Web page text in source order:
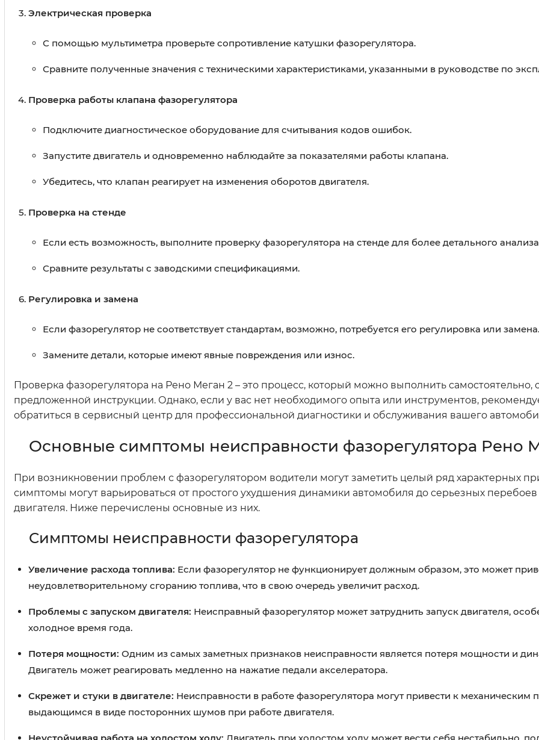
Электрическая проверка
С помощью мультиметра проверьте сопротивление катушки фазорегулятора.
Сравните полученные значения с техническими характеристиками, указанными в руководстве по
Проверка работы клапана фазорегулятора
Подключите диагностическое оборудование для считывания кодов ошибок.
Запустите двигатель и одновременно наблюдайте за показателями работы клапана.
Убедитесь, что клапан реагирует на изменения оборотов двигателя.
Проверка на стенде
Если есть возможность, выполните проверку фазорегулятора на стенде для более детального
Сравните результаты с заводскими спецификациями.
Регулировка и замена
Если фазорегулятор не соответствует стандартам, возможно, потребуется его регулировка или замена.
Замените детали, которые имеют явные повреждения или износ.
Проверка фазорегулятора на Рено Меган 2 – это процесс, который можно выполнить самостоятельно,
предложенной инструкции. Однако, если у вас нет необходимого опыта или инструментов,
обратиться в сервисный центр для профессиональной диагностики и обслуживания вашего
Основные симптомы неисправности фазорегулятора Рено
При возникновении проблем с фазорегулятором водители могут заметить целый ряд характерных
симптомы могут варьироваться от простого ухудшения динамики автомобиля до серьезных перебоев
двигателя. Ниже перечислены основные из них.
Симптомы неисправности фазорегулятора
Увеличение расхода топлива: Если фазорегулятор не функционирует должным образом, это может
неудовлетворительному сгоранию топлива, что в свою очередь увеличит расход.
Проблемы с запуском двигателя: Неисправный фазорегулятор может затруднить запуск двигателя,
холодное время года.
Потеря мощности: Одним из самых заметных признаков неисправности является потеря мощности и
Двигатель может реагировать медленно на нажатие педали акселератора.
Скрежет и стуки в двигателе: Неисправности в работе фазорегулятора могут привести к механическим
выдающимся в виде посторонних шумов при работе двигателя.